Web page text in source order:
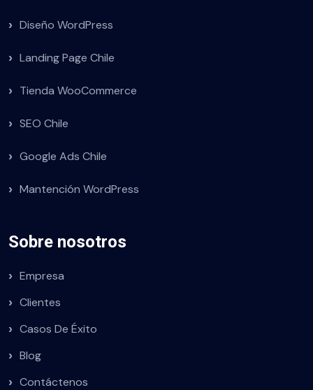
Diseño WordPress
Landing Page Chile
Tienda WooCommerce
SEO Chile
Google Ads Chile
Mantención WordPress
Sobre nosotros
Empresa
Clientes
Casos De Éxito
Blog
Contáctenos